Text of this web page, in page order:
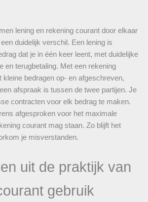
lening en rekening courant door elkaar
duidelijk verschil. Een lening is
dat je in één keer leent, met duidelijke
en terugbetaling. Met een rekening
kleine bedragen op- en afgeschreven,
afspraak is tussen de twee partijen. Je
contracten voor elk bedrag te maken.
afgesproken voor het maximale
courant mag staan. Zo blijft het
je misverstanden.
uit de praktijk van
gebruik